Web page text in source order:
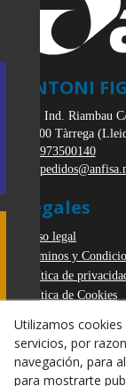
ANTONI
Pol. Ind. Riambau
25300 Tàrrega (
973500140
Legales
Aviso legal
Términos y
Política de
Política de Cookies
Derecho de
Utilizamos
servicios, por
navegación, para
para mostrarte